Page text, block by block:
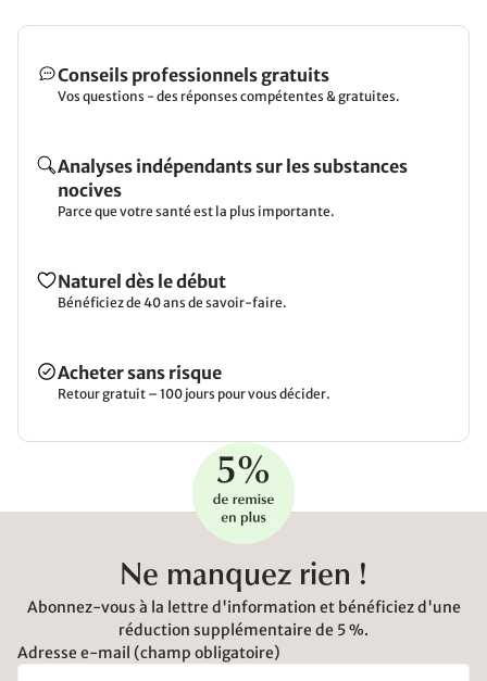
Conseils professionnels gratuits
Vos questions - des réponses compétentes & gratuites.
Analyses indépendants sur les substances
nocives
Parce que votre santé est la plus importante.
Naturel dès le début
Bénéficiez de 40 ans de savoir-faire.
Acheter sans risque
Retour gratuit – 100 jours pour vous décider.
Ne manquez rien !
Abonnez-vous à la lettre d'information et bénéficiez d'une
réduction supplémentaire de 5 %.
Adresse e-mail (champ obligatoire)